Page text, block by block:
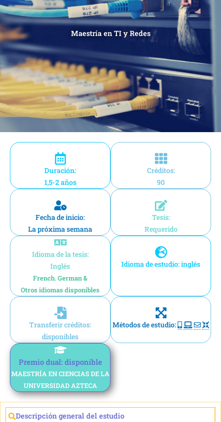
Maestría en TI y Redes
Duración:
1,5-2 años
Créditos:
90
Fecha de inicio:
La próxima semana
Tesis:
Requerido
Idioma de la tesis:
Inglés
French. German &
Otros idiomas disponibles
Idioma de estudio: inglés
Transferir créditos:
disponibles
Métodos de estudio:
Premio dual: disponible
MAESTRÍA EN CIENCIAS DE LA
UNIVERSIDAD AZTECA
Descripción general del estudio